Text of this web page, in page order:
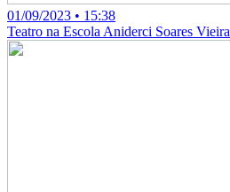
01/09/2023 • 15:38
Teatro na Escola Aniderci Soares Vieira